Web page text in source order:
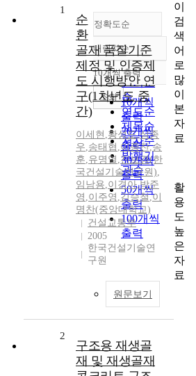
정확도순
정확도
순
인기도
순
연도순
제목순
저자순
발행기
관순
내림차순
내림차순
10개씩 출력
10개씩
출력
20개씩
출력
30개씩
출력
50개씩
출력
100개씩
출력
조회
1
순
환
골재 품질기준
제정 및 인증제
도 시행방안 연
구(1차년도 중
간)
이세현 ,황성도,심종
우,송태협 ,이종찬,송
훈,유명열 ,진보경(한
국건설기술연구원),
임남용,이경아,박준
영 ,이주영 ,김승철,이
명찬(중앙대학교)
건설교통부
2005
한국건설기술연
구원
원문보기
2
구조용 재생골
재 및 재생골재
이
검
색
어
로
많
이
본
자
료
활
용
도
높
은
자
료